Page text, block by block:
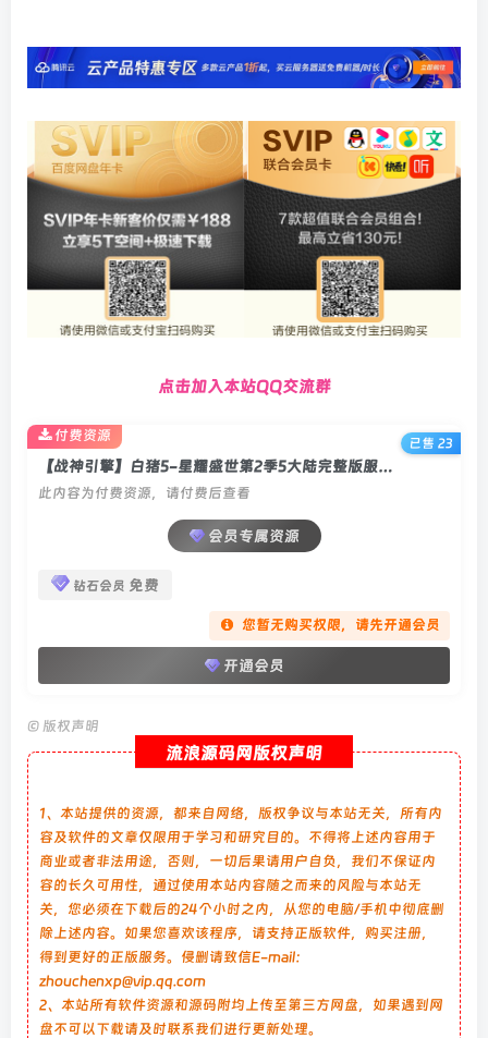
点击加入本站QQ交流群
【战神引擎】白猪5-星耀盛世第2季5大陆完整版服务端+渡劫+官职+抽奖+宠物+时装+双端+教程
此内容为付费资源，请付费后查看
会员专属资源
钻石会员 免费
您暂无购买权限，请先开通会员
开通会员
付费资源
已售 23
© 版权声明
流浪源码网版权声明
1、本站提供的资源，都来自网络，版权争议与本站无关，所有内
容及软件的文章仅限用于学习和研究目的。不得将上述内容用于
商业或者非法用途，否则，一切后果请用户自负，我们不保证内
容的长久可用性，通过使用本站内容随之而来的风险与本站无
关，您必须在下载后的24个小时之内，从您的电脑/手机中彻底删
除上述内容。如果您喜欢该程序，请支持正版软件，购买注册，
得到更好的正版服务。侵删请致信E-mail：
zhouchenxp@vip.qq.com
2、本站所有软件资源和源码附均上传至第三方网盘，如果遇到网
盘不可以下载请及时联系我们进行更新处理。